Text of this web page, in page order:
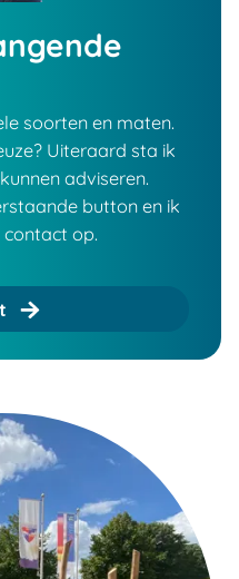
soorten en maten.
Uiteraard sta ik
adviseren.
button en ik
op.